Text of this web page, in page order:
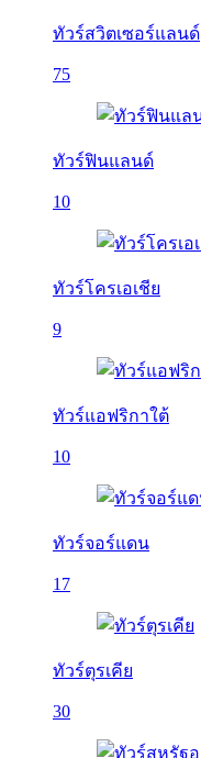
ทัวร์สวิตเซอร์แลนด์
75
ทัวร์ฟินแลนด์
10
ทัวร์โครเอเชีย
9
ทัวร์แอฟริกาใต้
10
ทัวร์จอร์แดน
17
ทัวร์ตุรเคีย
30